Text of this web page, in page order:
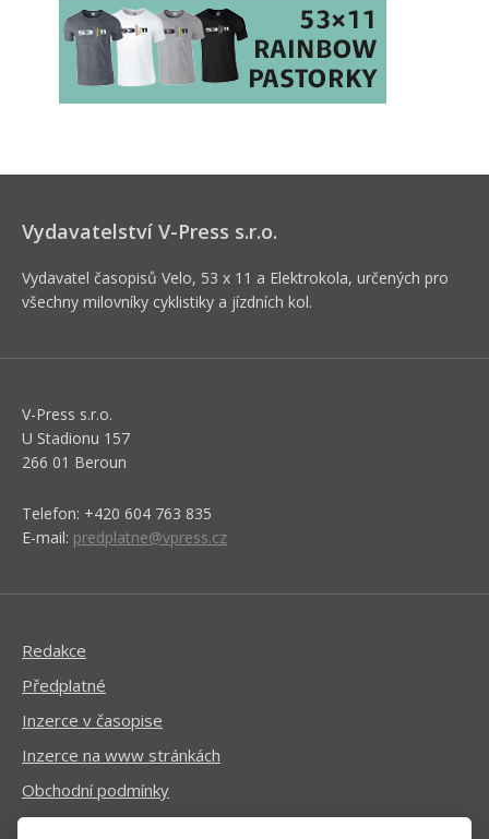
Vydavatelství V-Press s.r.o.
Vydavatel časopisů Velo, 53 x 11 a Elektrokola, určených pro
všechny milovníky cyklistiky a jízdních kol.
V-Press s.r.o.
U Stadionu 157
266 01 Beroun
Telefon: +420 604 763 835
E-mail: predplatne@vpress.cz
Redakce
Předplatné
Inzerce v časopise
Inzerce na www stránkách
Obchodní podmínky
Ochrana osobních údajů